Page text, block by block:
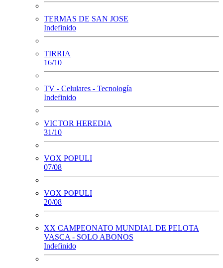
TERMAS DE SAN JOSE
Indefinido
TIRRIA
16/10
TV - Celulares - Tecnología
Indefinido
VICTOR HEREDIA
31/10
VOX POPULI
07/08
VOX POPULI
20/08
XX CAMPEONATO MUNDIAL DE PELOTA
VASCA - SOLO ABONOS
Indefinido